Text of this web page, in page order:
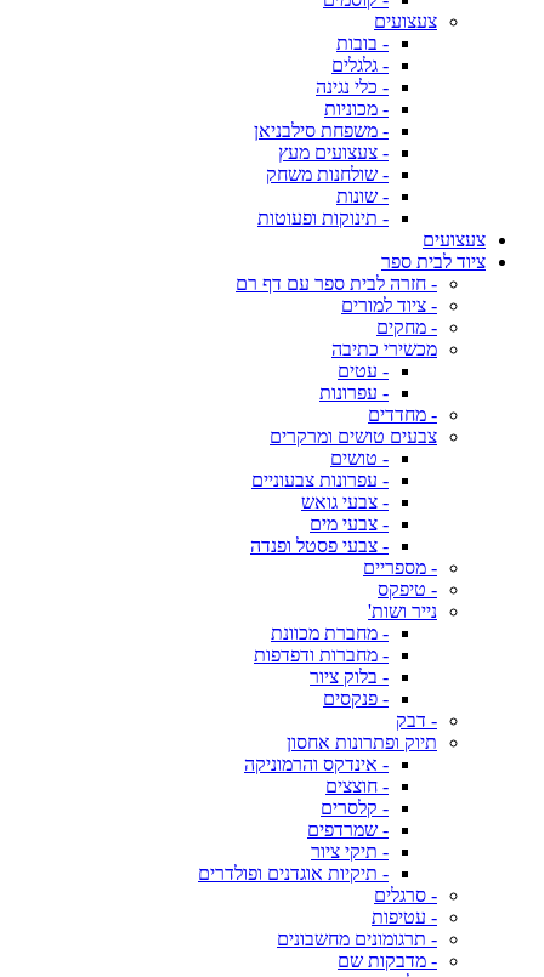
צעצועים
- בובות
- גלגלים
- כלי נגינה
- מכוניות
- משפחת סילבניאן
- צעצועים מעץ
- שולחנות משחק
- שונות
- תינוקות ופעוטות
צעצועים
ציוד לבית ספר
- חזרה לבית ספר עם דף רם
- ציוד למורים
- מחקים
מכשירי כתיבה
- עטים
- עפרונות
- מחדדים
צבעים טושים ומרקרים
- טושים
- עפרונות צבעוניים
- צבעי גואש
- צבעי מים
- צבעי פסטל ופנדה
- מספריים
- טיפקס
נייר ושות'
- מחברת מכוונת
- מחברות ודפדפות
- בלוק ציור
- פנקסים
- דבק
תיוק ופתרונות אחסון
- אינדקס והרמוניקה
- חוצצים
- קלסרים
- שמרדפים
- תיקי ציור
- תיקיות אוגדנים ופולדרים
- סרגלים
- עטיפות
- תרגומונים מחשבונים
- מדבקות שם